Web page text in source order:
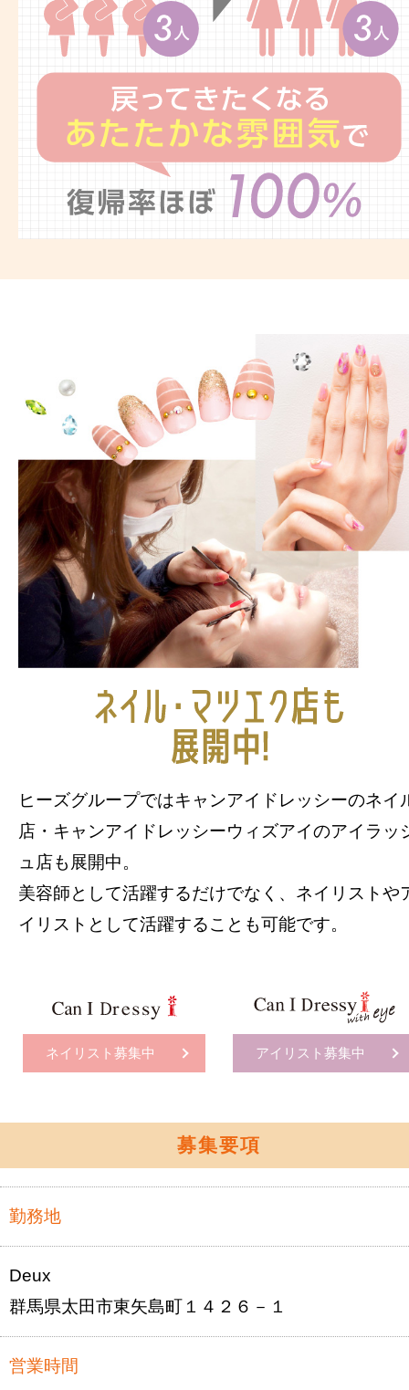
ヒーズグループではキャンアイドレッシーのネイ
店・キャンアイドレッシーウィズアイのアイラッ
ュ店も展開中。
美容師として活躍するだけでなく、ネイリストや
イリストとして活躍することも可能です。
ネイリスト募集中 アイリスト募集中
募集要項
勤務地
Deux
群馬県太田市東矢島町１４２６－１
営業時間